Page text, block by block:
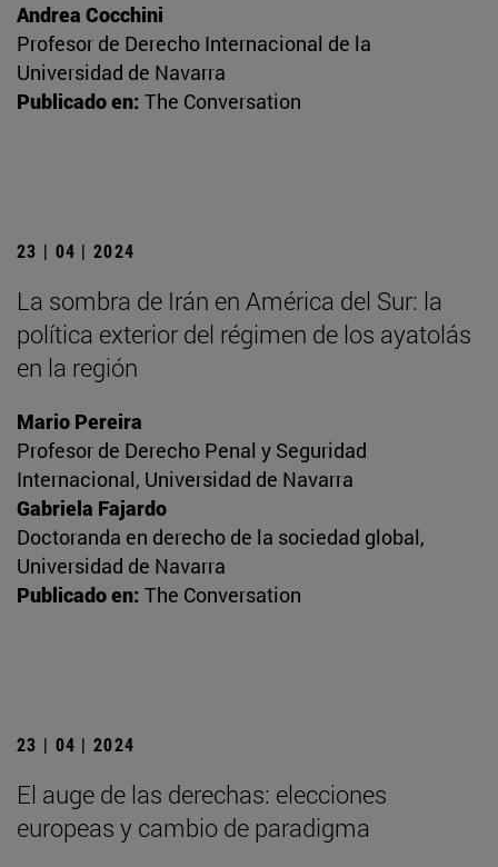
Andrea Cocchini
Profesor de Derecho Internacional de la
Universidad de Navarra
Publicado en: The Conversation
23 | 04 | 2024
La sombra de Irán en América del Sur: la
política exterior del régimen de los ayatolás
en la región
Mario Pereira
Profesor de Derecho Penal y Seguridad
Internacional, Universidad de Navarra
Gabriela Fajardo
Doctoranda en derecho de la sociedad global,
Universidad de Navarra
Publicado en: The Conversation
23 | 04 | 2024
El auge de las derechas: elecciones
europeas y cambio de paradigma